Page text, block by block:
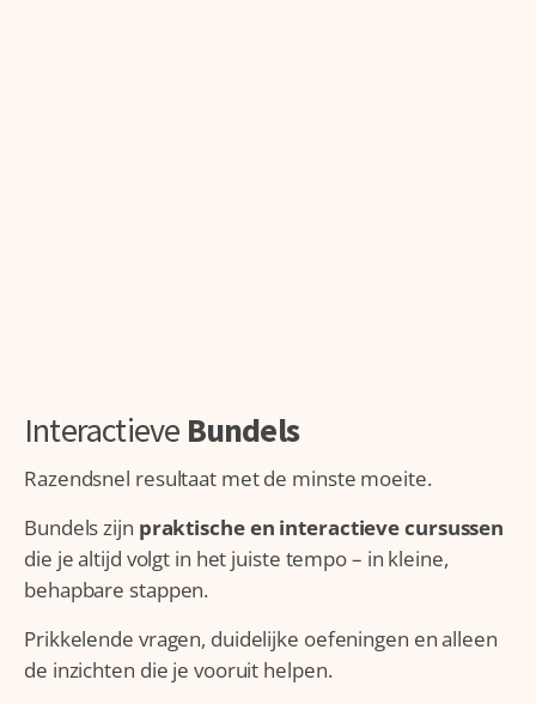
Interactieve Bundels
Razendsnel resultaat met de minste moeite.
Bundels zijn praktische en interactieve cursussen
die je altijd volgt in het juiste tempo – in kleine,
behapbare stappen.
Prikkelende vragen, duidelijke oefeningen en alleen
de inzichten die je vooruit helpen.